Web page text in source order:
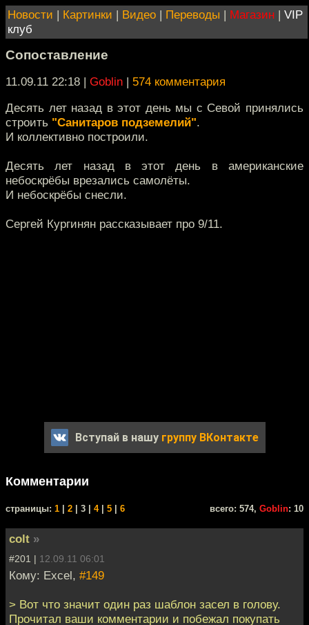
Новости | Картинки | Видео | Переводы | Магазин | VIP
клуб
Сопоставление
11.09.11 22:18 | Goblin | 574 комментария
Десять лет назад в этот день мы с Севой принялись
строить "Санитаров подземелий".
И коллективно построили.
Десять лет назад в этот день в американские
небоскрёбы врезались самолёты.
И небоскрёбы снесли.
Сергей Кургинян рассказывает про 9/11.
Вступай в нашу группу ВКонтакте
Комментарии
cтраницы: 1 2 | 3 | 4| 5 6 всего: 574, Goblin: 10
colt »
#201 | 12.09.11 06:01
Кому: Excel, #149
> Вот что значит один раз шаблон засел в голову.
Прочитал ваши комментарии и побежал покупать